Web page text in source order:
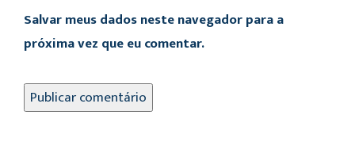
Salvar meus dados neste navegador para a
próxima vez que eu comentar.